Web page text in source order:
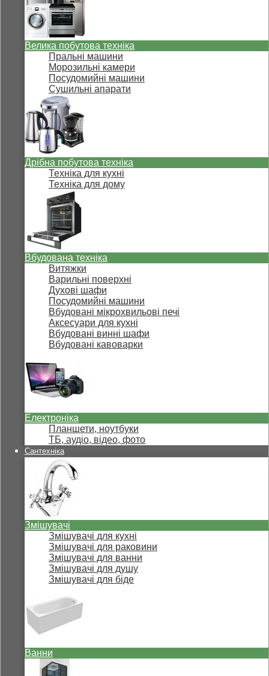
Велика побутова техніка
Пральні машини
Морозильні камери
Посудомийні машини
Сушильні апарати
Дрібна побутова техніка
Техніка для кухні
Техніка для дому
Вбудована техніка
Витяжки
Варильні поверхні
Духові шафи
Посудомийні машини
Вбудовані мікрохвильові печі
Аксесуари для кухні
Вбудовані винні шафи
Вбудовані кавоварки
Електроніка
Планшети, ноутбуки
ТБ, аудіо, відео, фото
Сантехніка
Змішувачі
Змішувачі для кухні
Змішувачі для раковини
Змішувачі для ванни
Змішувачі для душу
Змішувачі для біде
Ванни